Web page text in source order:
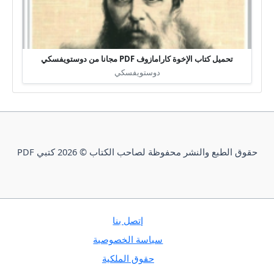
تحميل كتاب الإخوة كارامازوف PDF مجانا من دوستويفسكي
دوستويفسكي
حقوق الطبع والنشر محفوظة لصاحب الكتاب © 2026 كتبي PDF
إتصل بنا
سياسة الخصوصية
حقوق الملكية